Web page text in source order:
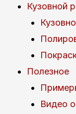
Кузовной
Полезное
Видео